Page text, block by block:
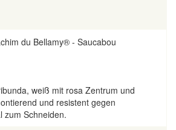
du Bellamy® - Saucabou
weiß mit rosa Zentrum und
und resistent gegen
zum Schneiden.